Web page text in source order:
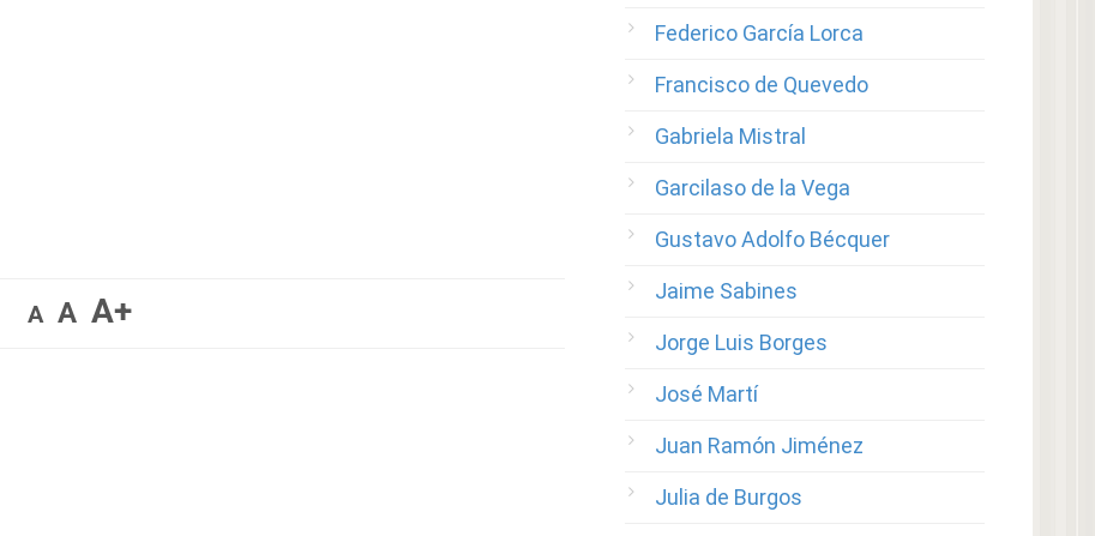
A A A+
Federico García Lorca
Francisco de Quevedo
Gabriela Mistral
Garcilaso de la Vega
Gustavo Adolfo Bécquer
Jaime Sabines
Jorge Luis Borges
José Martí
Juan Ramón Jiménez
Julia de Burgos